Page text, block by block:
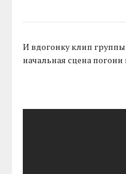
И вдогонку клип группы
начальная сцена